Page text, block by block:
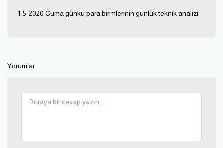
1-5-2020 Cuma günkü para birimlerinin günlük teknik analizi
Yorumlar